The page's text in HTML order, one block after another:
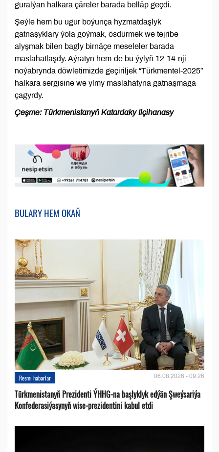
guralýan halkara çäreler barada belläp geçdi.
Şeýle hem bu ugur boýunça hyzmatdaşlyk
gatnaşyklary ýola goýmak, ösdürmek we tejribe
alyşmak bilen bagly birnäçe meseleler barada
maslahatlaşdy. Aýratyn hem-de bu ýylyň 12-14-nji
noýabrynda döwletimizde geçiriljek “Türkmentel-2025”
halkara sergisine we ylmy maslahatyna gatnaşmaga
çagyrdy.
Çeşme: Türkmenistanyň Katardaky Ilçihanasy
BULARY HEM OKAŇ
Resmi habarlar 06.08.2026 - 09:26
Türkmenistanyň Prezidenti ÝHHG-na başlyklyk edýän Şweýsariýa
Konfederasiýasynyň wise-prezidentini kabul etdi